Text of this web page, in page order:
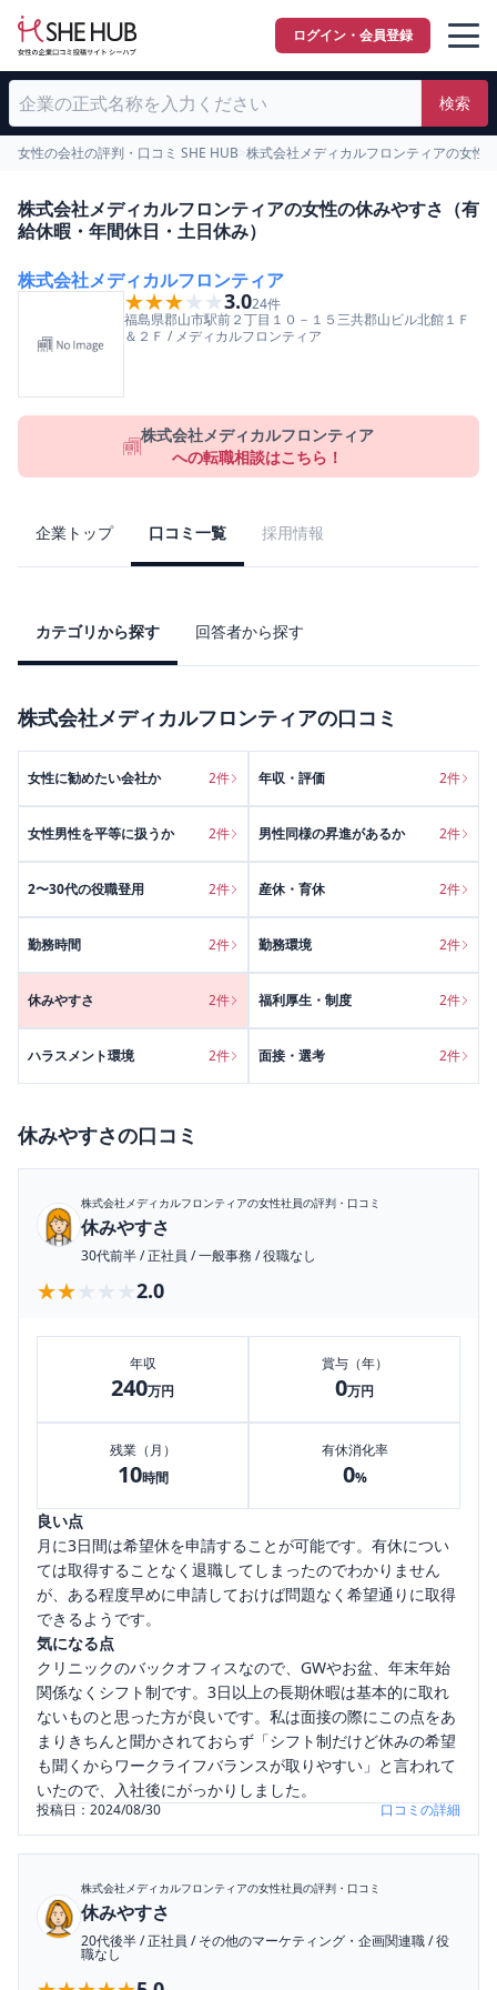
ログイン・会員登録
検索
女性の会社の評判・口コミ SHE HUB 株式会社メディカルフロンティアの女性
株式会社メディカルフロンティアの女性の休みやすさ（有
給休暇・年間休日・土日休み）
株式会社メディカルフロンティア
★★★★★
★★★★★3.024件
福島県郡山市駅前２丁目１０－１５三共郡山ビル北館１Ｆ
＆２Ｆ / メディカルフロンティア
株式会社メディカルフロンティア
への転職相談はこちら！
企業トップ 口コミ一覧 採用情報
カテゴリから探す 回答者から探す
株式会社メディカルフロンティアの口コミ
女性に勧めたい会社か 2件 年収・評価 2件
女性男性を平等に扱うか 2件 男性同様の昇進があるか 2件
2〜30代の役職登用 2件 産休・育休 2件
勤務時間 2件 勤務環境 2件
休みやすさ 2件 福利厚生・制度 2件
ハラスメント環境 2件 面接・選考 2件
休みやすさの口コミ
株式会社メディカルフロンティアの女性社員の評判・口コミ
休みやすさ
30代前半/正社員 /一般事務 /役職なし
★★★★★
★★★★★ 2.0
年収
240万円
賞与（年）
0万円
残業（月）
10時間
有休消化率
0%
良い点
月に3日間は希望休を申請することが可能です。有休につい
ては取得することなく退職してしまったのでわかりません
が、ある程度早めに申請しておけば問題なく希望通りに取得
できるようです。
気になる点
クリニックのバックオフィスなので、GWやお盆、年末年始
関係なくシフト制です。3日以上の長期休暇は基本的に取れ
ないものと思った方が良いです。私は面接の際にこの点をあ
まりきちんと聞かされておらず「シフト制だけど休みの希望
も聞くからワークライフバランスが取りやすい」と言われて
いたので、入社後にがっかりしました。
投稿日：2024/08/30 口コミの詳細
株式会社メディカルフロンティアの女性社員の評判・口コミ
休みやすさ
20代後半/正社員 /その他のマーケティング・企画関連職/役
職なし